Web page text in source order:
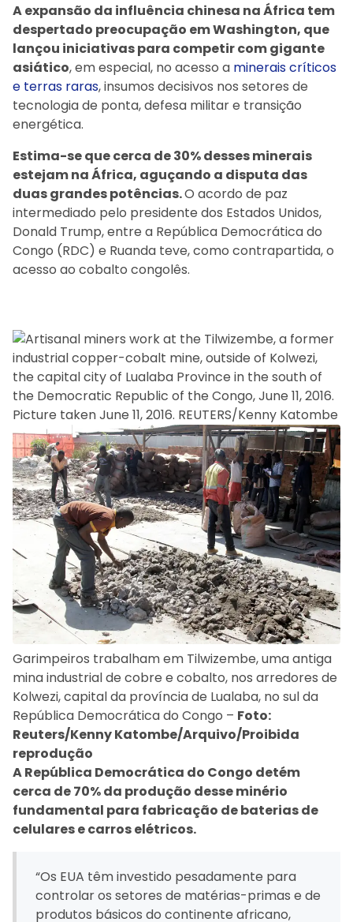
A expansão da influência chinesa na África tem
despertado preocupação em Washington, que
lançou iniciativas para competir com gigante
asiático, em especial, no acesso a minerais críticos
e terras raras, insumos decisivos nos setores de
tecnologia de ponta, defesa militar e transição
energética.
Estima-se que cerca de 30% desses minerais
estejam na África, aguçando a disputa das
duas grandes potências.O acordo de paz
intermediado pelo presidente dos Estados Unidos,
Donald Trump, entre a República Democrática do
Congo (RDC) e Ruanda teve, como contrapartida, o
acesso ao cobalto congolês.
Garimpeiros trabalham em Tilwizembe, uma antiga
mina industrial de cobre e cobalto, nos arredores de
Kolwezi, capital da província de Lualaba, no sul da
República Democrática do Congo – Foto:
Reuters/Kenny Katombe/Arquivo/Proibida
reprodução
A República Democrática do Congo detém
cerca de 70% da produção desse minério
fundamental para fabricação de baterias de
celulares e carros elétricos.
“Os EUA têm investido pesadamente para
controlar os setores de matérias-primas e de
produtos básicos do continente africano,